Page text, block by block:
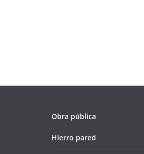
Obra pública
Hierro pared